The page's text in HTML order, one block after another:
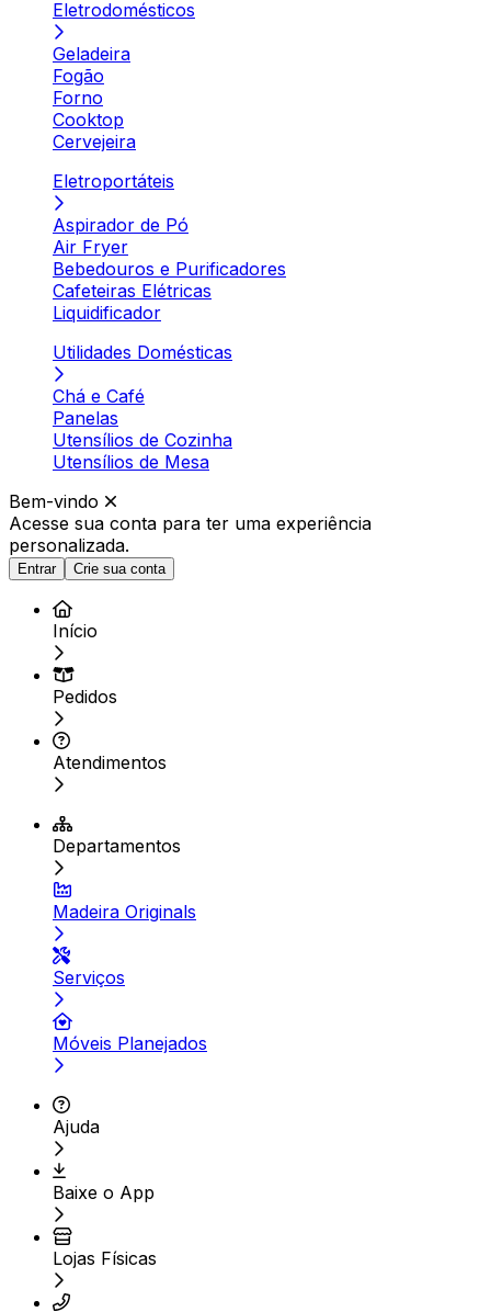
Eletrodomésticos
Geladeira
Fogão
Forno
Cooktop
Cervejeira
Eletroportáteis
Aspirador de Pó
Air Fryer
Bebedouros e Purificadores
Cafeteiras Elétricas
Liquidificador
Utilidades Domésticas
Chá e Café
Panelas
Utensílios de Cozinha
Utensílios de Mesa
Bem-vindo
Acesse sua conta para ter uma experiência
personalizada.
Entrar Crie sua conta
Início
Pedidos
Atendimentos
Departamentos
Madeira Originals
Serviços
Móveis Planejados
Ajuda
Baixe o App
Lojas Físicas